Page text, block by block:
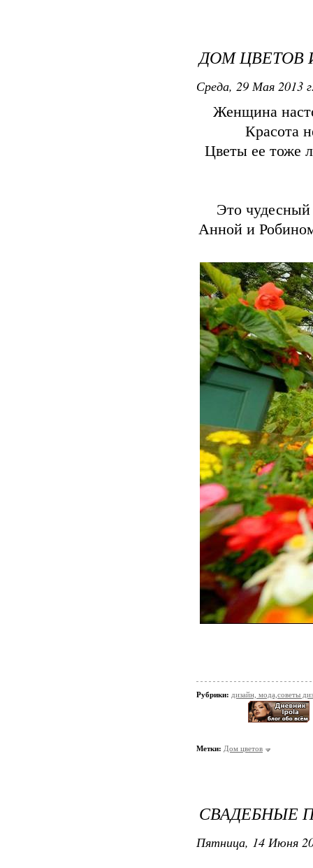
ДОМ ЦВЕТОВ
Среда, 29 Мая 2013
Женщина
Красота
Цветы ее тоже
Это чудесный
Анной и
Рубрики: дизайн, мода,советы
Метки: Дом цветов
СВАДЕБНЫЕ
Пятница, 14 Июня